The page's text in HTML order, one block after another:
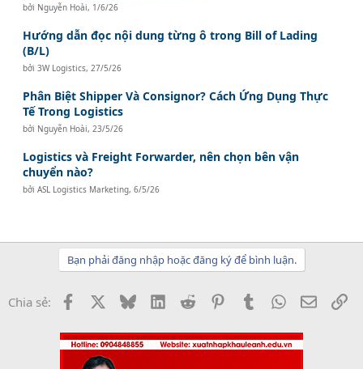
bởi Nguyễn Hoài, 1/6/26
Hướng dẫn đọc nội dung từng ô trong Bill of Lading
(B/L)
bởi3W Logistics, 27/5/26
Phân Biệt Shipper Và Consignor? Cách Ứng Dụng Thực
Tế Trong Logistics
bởi Nguyễn Hoài, 23/5/26
Logistics và Freight Forwarder, nên chọn bên vận
chuyển nào?
bởiASL Logistics Marketing,6/5/26
Bạn phải đăng nhập hoặc đăng ký để bình luận.
Chia sẻ: Facebook BlueskyLinkedInReddit PinterestTumblrWhatsApp
Email